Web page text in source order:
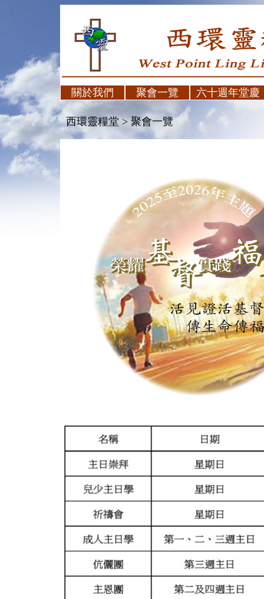
關於我們 聚會一覽 六十週年堂慶
西環靈糧堂 > 聚會一覽